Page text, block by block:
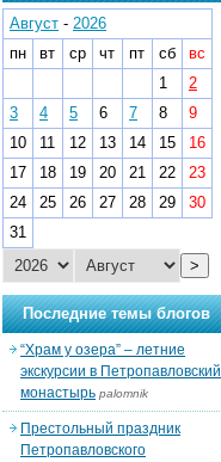
Август - 2026
пн
вт ср чт пт сб
вс
1
2
3
4 5 6 7 8
9
10
11 12 13 14 15
16
17
18 19 20 21 22
23
24
25 26 27 28 29
30
31
>
Последние темы блогов
“Храм у озера” – летние
экскурсии в Петропавловский
монастырь palomnik
Престольный праздник
Петропавловского